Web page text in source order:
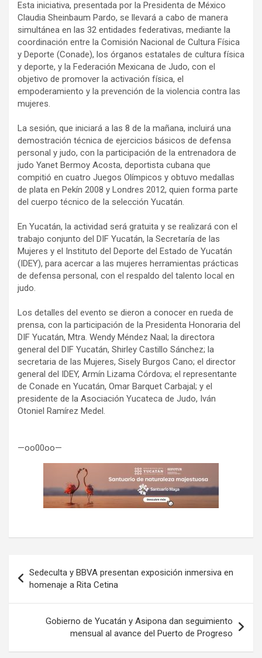
Esta iniciativa, presentada por la Presidenta de México
Claudia Sheinbaum Pardo, se llevará a cabo de manera
simultánea en las 32 entidades federativas, mediante la
coordinación entre la Comisión Nacional de Cultura Física
y Deporte (Conade), los órganos estatales de cultura física
y deporte, y la Federación Mexicana de Judo, con el
objetivo de promover la activación física, el
empoderamiento y la prevención de la violencia contra las
mujeres.
La sesión, que iniciará a las 8 de la mañana, incluirá una
demostración técnica de ejercicios básicos de defensa
personal y judo, con la participación de la entrenadora de
judo Yanet Bermoy Acosta, deportista cubana que
compitió en cuatro Juegos Olímpicos y obtuvo medallas
de plata en Pekín 2008 y Londres 2012, quien forma parte
del cuerpo técnico de la selección Yucatán.
En Yucatán, la actividad será gratuita y se realizará con el
trabajo conjunto del DIF Yucatán, la Secretaría de las
Mujeres y el Instituto del Deporte del Estado de Yucatán
(IDEY), para acercar a las mujeres herramientas prácticas
de defensa personal, con el respaldo del talento local en
judo.
Los detalles del evento se dieron a conocer en rueda de
prensa, con la participación de la Presidenta Honoraria del
DIF Yucatán, Mtra. Wendy Méndez Naal; la directora
general del DIF Yucatán, Shirley Castillo Sánchez; la
secretaria de las Mujeres, Sisely Burgos Cano; el director
general del IDEY, Armín Lizama Córdova; el representante
de Conade en Yucatán, Omar Barquet Carbajal; y el
presidente de la Asociación Yucateca de Judo, Iván
Otoniel Ramírez Medel.
—oo00oo—
de
entradas
Sedeculta y BBVA presentan exposición inmersiva en
homenaje a Rita Cetina
Gobierno de Yucatán y Asipona dan seguimiento
mensual al avance del Puerto de Progreso